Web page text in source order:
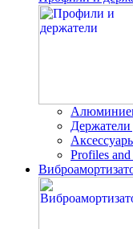
Держатели
Profiles